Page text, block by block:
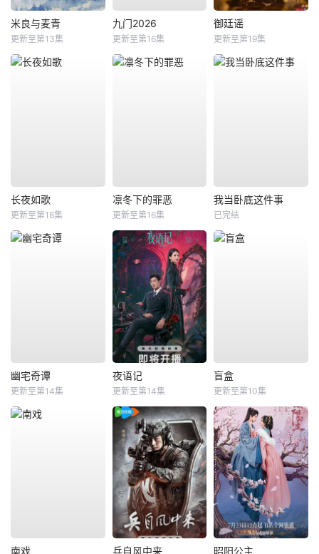
米良与麦青
更新至第13集
九门2026
更新至第16集
御廷谣
更新至第19集
长夜如歌
更新至第18集
凛冬下的罪恶
更新至第16集
我当卧底这件事
已完结
幽宅奇谭
更新至第14集
夜语记
更新至第14集
盲盒
更新至第10集
南戏 兵自风中来 昭阳公主